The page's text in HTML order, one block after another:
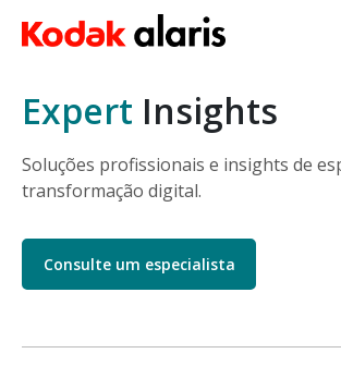
Skip to main content
Expert Insights
Soluções profissionais e insights de
transformação digital.
Consulte um especialista